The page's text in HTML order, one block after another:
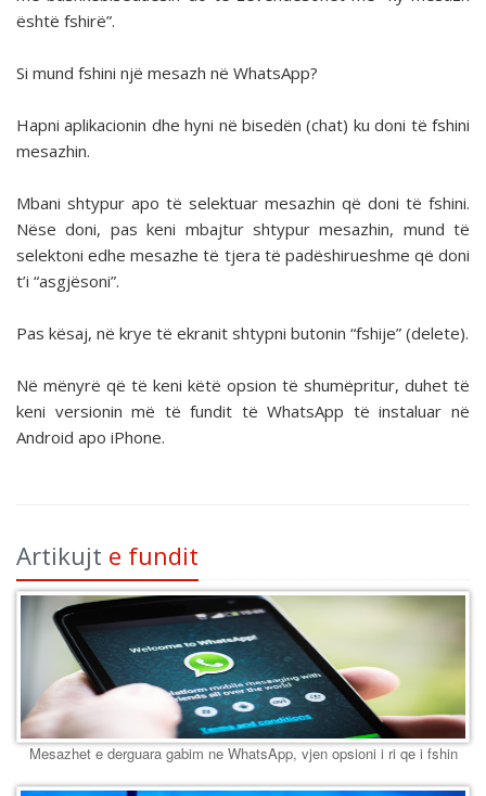
është fshirë”.
Si mund fshini një mesazh në WhatsApp?
Hapni aplikacionin dhe hyni në bisedën (chat) ku doni të fshini
mesazhin.
Mbani shtypur apo të selektuar mesazhin që doni të fshini.
Nëse doni, pas keni mbajtur shtypur mesazhin, mund të
selektoni edhe mesazhe të tjera të padëshirueshme që doni
t’i “asgjësoni”.
Pas kësaj, në krye të ekranit shtypni butonin “fshije” (delete).
Në mënyrë që të keni këtë opsion të shumëpritur, duhet të
keni versionin më të fundit të WhatsApp të instaluar në
Android apo iPhone.
Artikujt e fundit
Mesazhet e derguara gabim ne WhatsApp, vjen opsioni i ri qe i fshin